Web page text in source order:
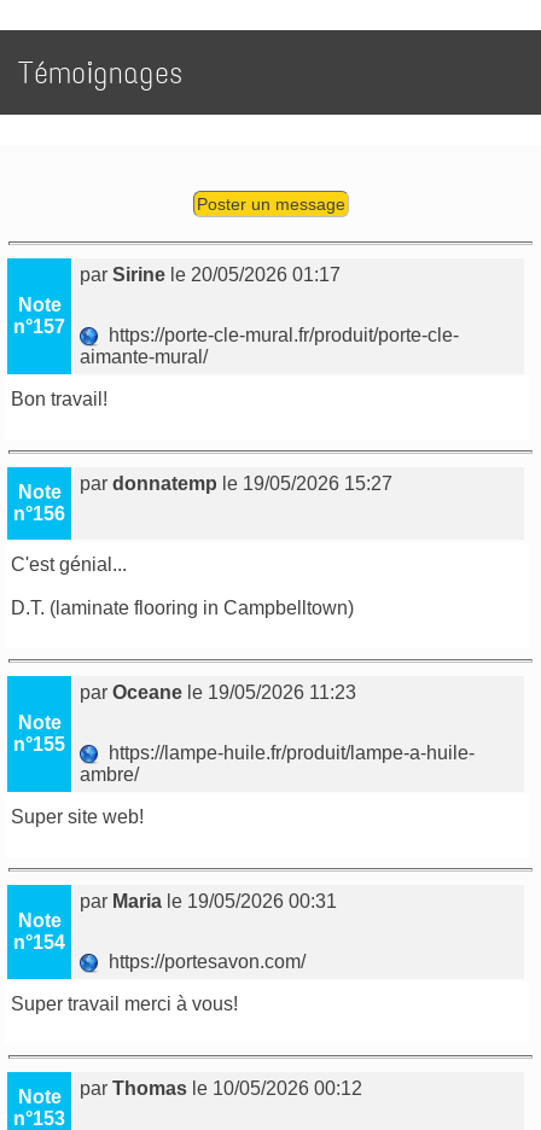
Témoignages
Poster un message
Note
n°157
parSirine le 20/05/2026 01:17
https://porte-cle-mural.fr/produit/porte-cle-
aimante-mural/
Bon travail!
Note
n°156
pardonnatemp le 19/05/2026 15:27
C'est génial...
D.T. ( laminate flooring in Campbelltown)
Note
n°155
parOceane le 19/05/2026 11:23
https://lampe-huile.fr/produit/lampe-a-huile-
ambre/
Super site web!
Note
n°154
par Maria le 19/05/2026 00:31
https://portesavon.com/
Super travail merci à vous!
Note
n°153
parThomas le 10/05/2026 00:12